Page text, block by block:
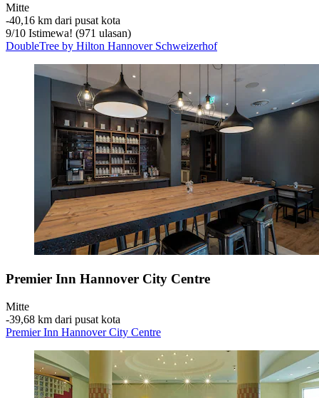
Mitte
‐40,16 km dari pusat kota
9/10 Istimewa! (971 ulasan)
DoubleTree by Hilton Hannover Schweizerhof
Premier Inn Hannover City Centre
Mitte
‐39,68 km dari pusat kota
Premier Inn Hannover City Centre